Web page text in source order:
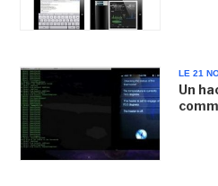
LE 21
Un